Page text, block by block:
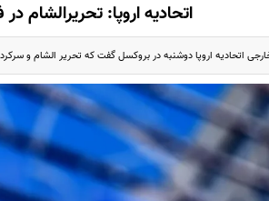
اتحادیه اروپا: تحریر‌الشام
اتحادیه اروپا دوشنبه در بروکسل گفت که تحریر الشام و